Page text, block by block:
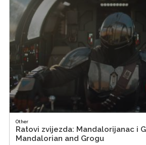
Other
Ratovi zvijezda: Mandalorijanac i
Mandalorian and Grogu